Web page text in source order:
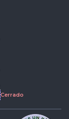
Cerrado